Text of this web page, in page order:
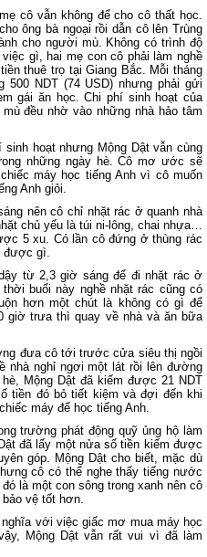
cô vẫn không để cho cô thất học.
ông bà ngoại rồi dẫn cô lên Trùng
cho người mù. Không có trình độ
gì, hai mẹ con cô phải làm nghề
thuê trọ tại Giang Bắc. Mỗi tháng
500 NDT (74 USD) nhưng phải gửi
gái ăn học. Chi phí sinh hoạt của
đều nhờ vào những nhà hảo tâm
hoạt nhưng Mộng Dật vẫn cùng
những ngày hè. Cô mơ ước sẽ
máy học tiếng Anh vì cô muốn
Anh giỏi.
nên cô chỉ nhặt rác ở quanh nhà
chủ yếu là túi ni-lông, chai nhựa…
5 xu. Có lần cô đứng ở thùng rác
được gì.
từ 2,3 giờ sáng để đi nhặt rác ở
buổi này nghề nhặt rác cũng có
hơn một chút là không có gì để
giờ trưa thì quay về nhà và ăn bữa
đưa cô tới trước cửa siêu thị ngồi
nhà nghỉ ngơi một lát rồi lên đường
Mộng Dật đã kiếm được 21 NDT
tiền đó bỏ tiết kiệm và đợi đến khi
máy để học tiếng Anh.
trường phát động quỹ ủng hộ làm
đã lấy một nửa số tiền kiếm được
góp. Mộng Dật cho biết, mặc dù
cô có thể nghe thấy tiếng nước
là một con sông trong xanh nên cô
vệ tốt hơn.
với việc giấc mơ mua máy học
Mộng Dật vẫn rất vui vì đã làm